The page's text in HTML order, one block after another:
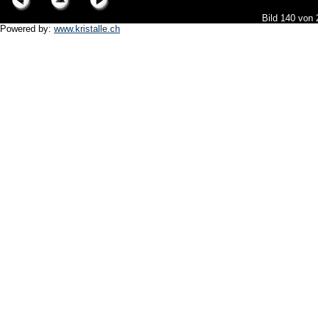
Bild 140 von
Powered by: www.kristalle.ch